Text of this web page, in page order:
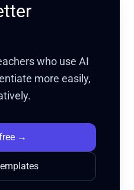
who use AI
more easily,
→